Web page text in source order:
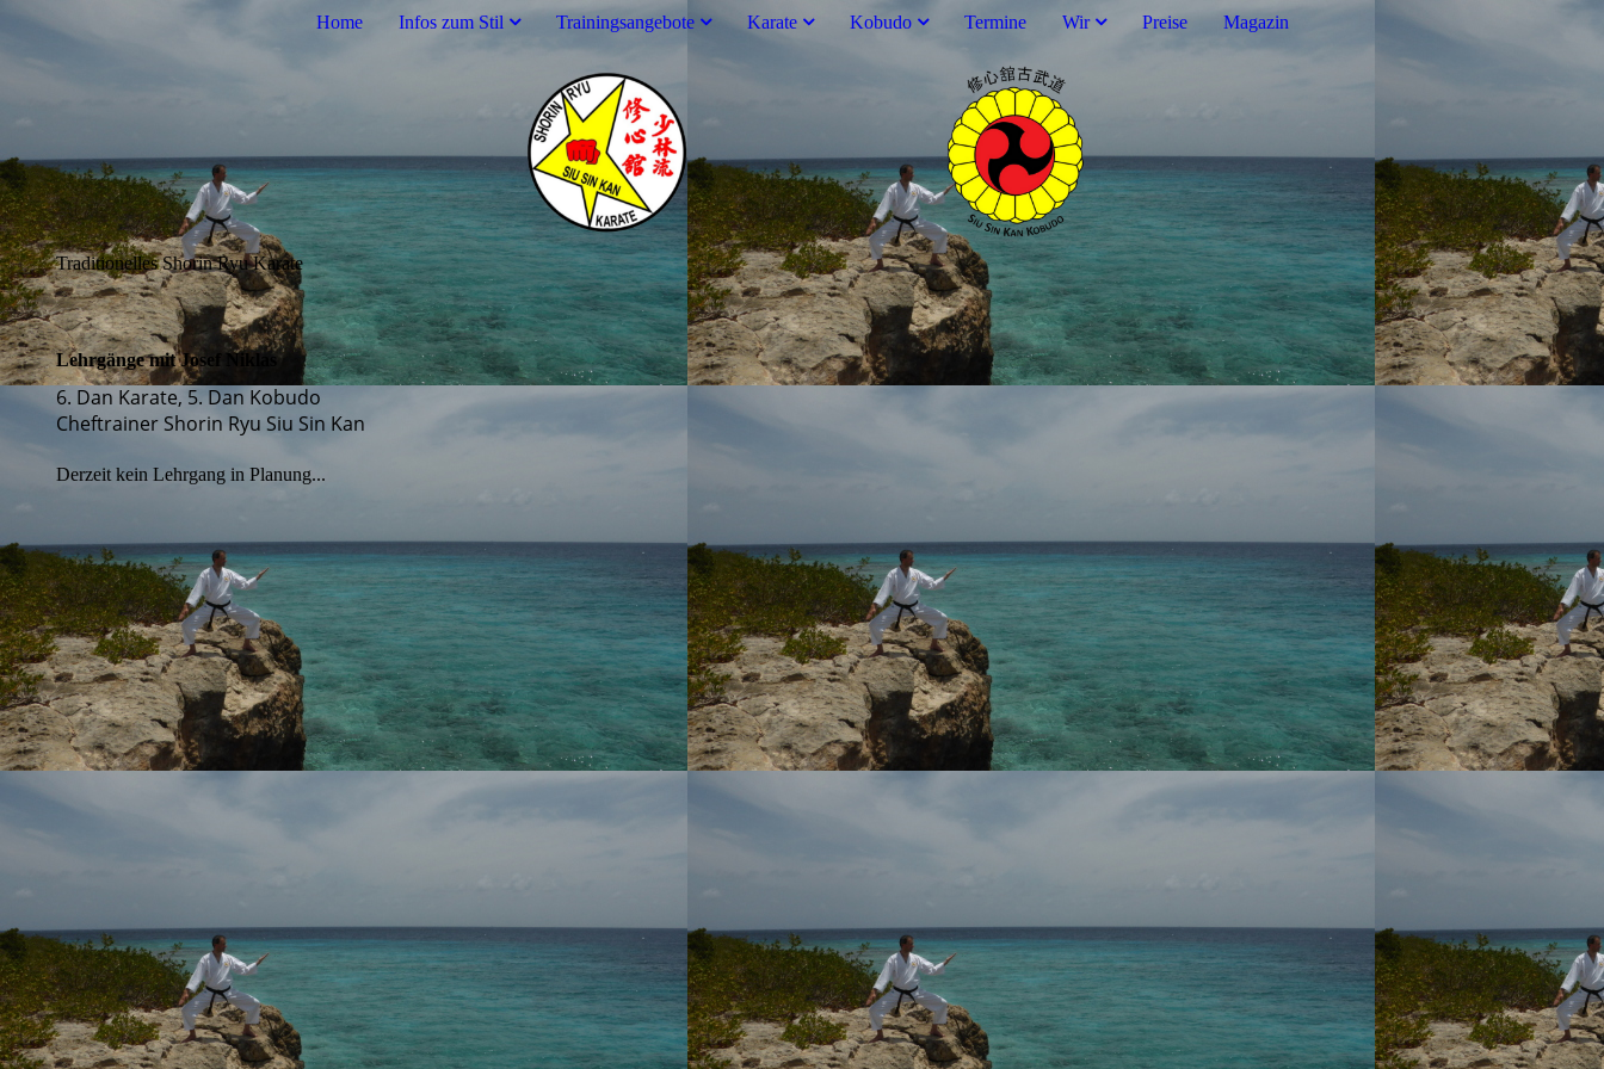
Home Infos zum Stil Trainingsangebote Karate Kobudo Termine Wir Preise Magazin
Traditionelles Shorin Ryu Karate
Lehrgänge mit Josef Niklas
6. Dan Karate, 5. Dan Kobudo
Cheftrainer Shorin Ryu Siu Sin Kan
Derzeit kein Lehrgang in Planung...